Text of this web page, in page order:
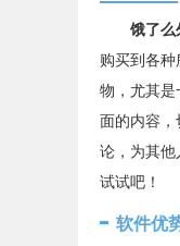
饿了
购买到各
物，尤其
面的内容
论，为其
试试吧！
软件优